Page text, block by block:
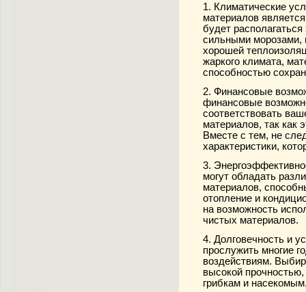
1. Климатические
материалов
будет
сильными
хорошей
жаркого климата,
способностью
2. Финансовые
финансовые
соответствовать
материалов, так как
Вместе с тем, не
характеристики,
3.
могут обладать
материалов,
отопление и
на возможность
чистых материалов.
4. Долговечность и
прослужить многие
воздействиям.
высокой
грибкам и